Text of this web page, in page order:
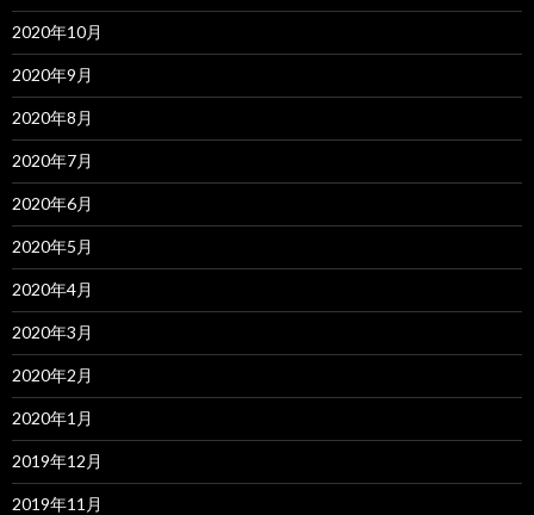
2020年10月
2020年9月
2020年8月
2020年7月
2020年6月
2020年5月
2020年4月
2020年3月
2020年2月
2020年1月
2019年12月
2019年11月